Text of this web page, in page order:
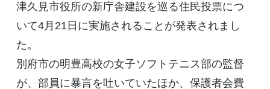
津久見市役所の新庁舎建設を巡る住民投票につ
いて4月21日に実施されることが発表されまし
た。
別府市の明豊高校の女子ソフトテニス部の監督
が、部員に暴言を吐いていたほか、保護者会費